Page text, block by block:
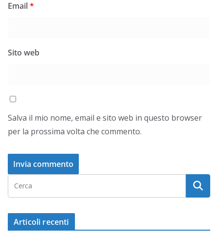
Email*
Sito web
Salva il mio nome, email e sito web in questo browser
per la prossima volta che commento.
Articoli recenti